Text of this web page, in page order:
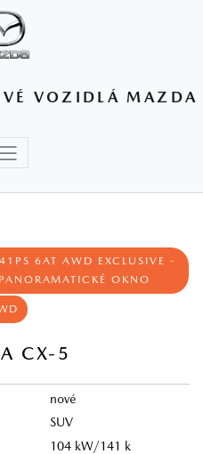
VOZIDLÁ MAZDA
6AT AWD EXCLUSIVE -
OKNO
CX-5
nové
SUV
104 kW/141 k